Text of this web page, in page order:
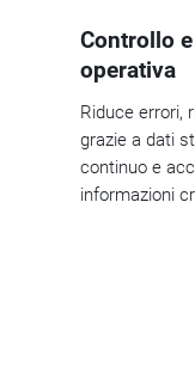
Controllo
operativa
Riduce errori,
grazie a dati
continuo e
informazioni